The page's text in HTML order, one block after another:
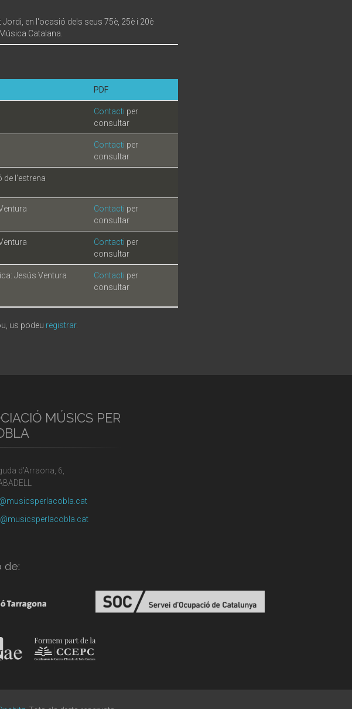
en l'ocasió dels seus 75è, 25è i 20è
Catalana.
PDF
Contacti per
consultar
Contacti per
consultar
de l'estrena
Contacti per
consultar
Contacti per
consultar
Jesús Ventura
Contacti per
consultar
us podeu registrar.
MÚSICS PER
d'Arraona, 6,
de: